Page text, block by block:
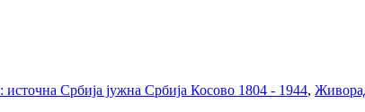
источна Србија јужна Србија Косово 1804 - 1944,